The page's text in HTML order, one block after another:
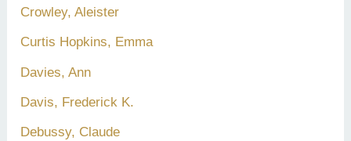
Crowley, Aleister
Curtis Hopkins, Emma
Davies, Ann
Davis, Frederick K.
Debussy, Claude